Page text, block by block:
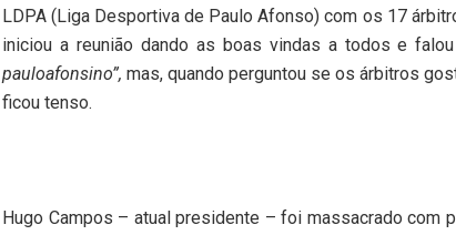
LDPA (Liga Desportiva de Paulo Afonso) com os 17
iniciou a reunião dando as boas vindas a todos e
pauloafonsino”,mas, quando perguntou se os árbitros
ficou tenso.
Hugo Campos – atual presidente – foi massacrado com